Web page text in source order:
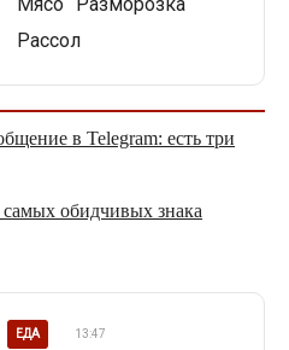
Рассол
в Telegram: есть три
обидчивых знака
ЕДА 13:47